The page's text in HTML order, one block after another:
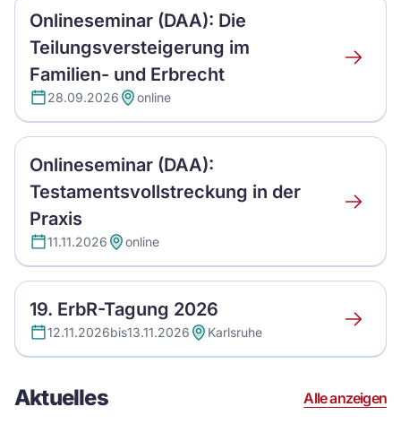
Onlineseminar (DAA): Die
Teilungsversteigerung im
Familien- und Erbrecht
28.09.2026 online
im
Erbrecht
Onlineseminar (DAA):
Testamentsvollstreckung in der
Praxis
11.11.2026 online
in
der
Praxis
19. ErbR-Tagung 2026
12.11.2026bis13.11.2026 Karlsruhe
19.
Tagung
Aktuelles Alle anzeigen